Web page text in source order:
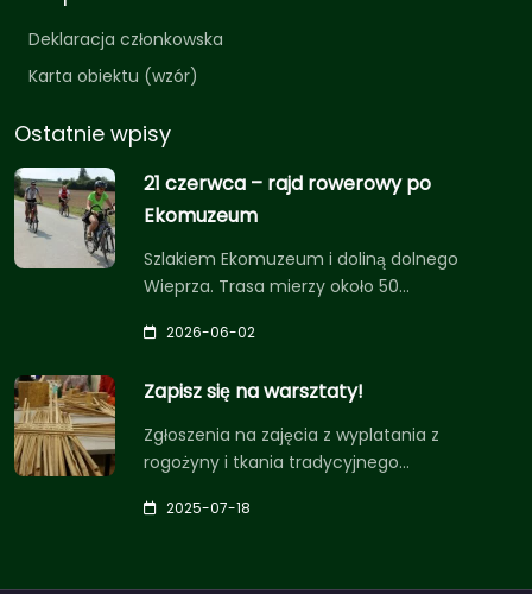
Deklaracja członkowska
Karta obiektu (wzór)
Ostatnie wpisy
21 czerwca – rajd rowerowy po
Ekomuzeum
Szlakiem Ekomuzeum i doliną dolnego
Wieprza. Trasa mierzy około 50…
2026-06-02
Zapisz się na warsztaty!
Zgłoszenia na zajęcia z wyplatania z
rogożyny i tkania tradycyjnego…
2025-07-18